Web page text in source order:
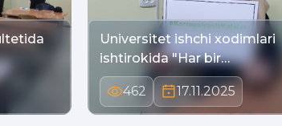
Universitet ishchi xodimlari
ishtirokida "Har bir…
462 17.11.2025